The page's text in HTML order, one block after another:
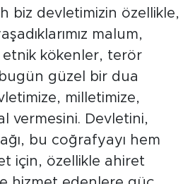
biz devletimizin özellikle,
malum,
etnik kökenler, terör
güzel bir dua
milletimize,
vermesini. Devletini,
bu coğrafyayı hem
için, özellikle ahiret